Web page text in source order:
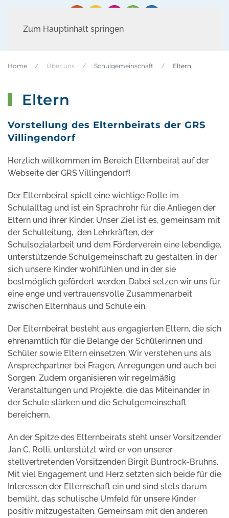
Zum Hauptinhalt springen
Home Über uns Schulgemeinschaft Eltern
Eltern
Vorstellung des Elternbeirats der GRS
Villingendorf
Herzlich willkommen im Bereich Elternbeirat auf der
Webseite der GRS Villingendorf!
Der Elternbeirat spielt eine wichtige Rolle im
Schulalltag und ist ein Sprachrohr für die Anliegen der
Eltern und ihrer Kinder. Unser Ziel ist es, gemeinsam mit
der Schulleitung, den Lehrkräften, der
Schulsozialarbeit und dem Förderverein eine lebendige,
unterstützende Schulgemeinschaft zu gestalten, in der
sich unsere Kinder wohlfühlen und in der sie
bestmöglich gefördert werden. Dabei setzen wir uns für
eine enge und vertrauensvolle Zusammenarbeit
zwischen Elternhaus und Schule ein.
Der Elternbeirat besteht aus engagierten Eltern, die sich
ehrenamtlich für die Belange der Schülerinnen und
Schüler sowie Eltern einsetzen. Wir verstehen uns als
Ansprechpartner bei Fragen, Anregungen und auch bei
Sorgen. Zudem organisieren wir regelmäßig
Veranstaltungen und Projekte, die das Miteinander in
der Schule stärken und die Schulgemeinschaft
bereichern.
An der Spitze des Elternbeirats steht unser Vorsitzender
Jan C. Rolli, unterstützt wird er von unserer
stellvertretenden Vorsitzenden Birgit Buntrock-Bruhns.
Mit viel Engagement und Herz setzten sich beide für die
Interessen der Elternschaft ein und sind stets darum
bemüht, das schulische Umfeld für unsere Kinder
positiv mitzugestalten. Gemeinsam mit den anderen